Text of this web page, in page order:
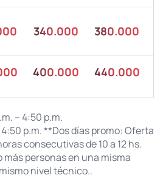
340.000 380.000
400.000 440.000
– 4:50 p.m.
p.m.**Dos días promo: Oferta
consecutivas de 10 a 12 hs.
más personas en una misma
nivel técnico..